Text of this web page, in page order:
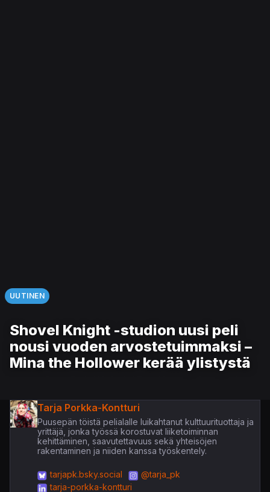
UUTINEN
Shovel Knight -studion uusi peli
nousi vuoden arvostetuimmaksi –
Mina the Hollower kerää ylistystä
Tarja Porkka-Kontturi
Puusepän töistä pelialalle luikahtanut kulttuurituottaja ja
yrittäjä, jonka työssä korostuvat liiketoiminnan
kehittäminen, saavutettavuus sekä yhteisöjen
rakentaminen ja niiden kanssa työskentely.
tarjapk.bsky.social
@tarja_pk
tarja-porkka-kontturi